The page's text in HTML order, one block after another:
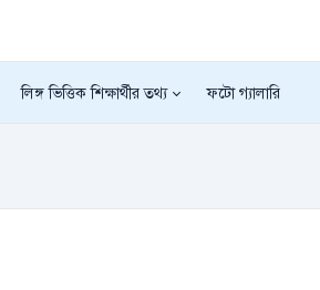
লিঙ্গ ভিত্তিক শিক্ষার্থীর তথ্য ফটো গ্যালারি